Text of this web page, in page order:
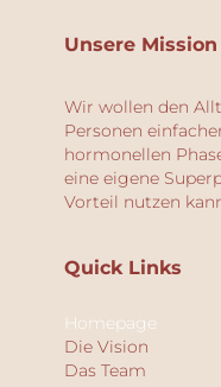
Unsere Mission
Wir wollen den
Personen
hormonellen
eine eigene
Vorteil nutzen
Quick Links
Homepage
Die Vision
Das Team